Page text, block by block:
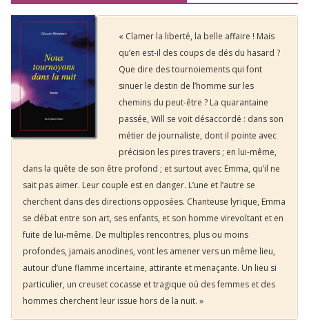
« Clamer la liberté, la belle affaire ! Mais
qu’en est-il des coups de dés du hasard ?
Que dire des tournoiements qui font
sinuer le destin de l’homme sur les
chemins du peut-être ? La quarantaine
passée, Will se voit désaccordé : dans son
métier de journaliste, dont il pointe avec
précision les pires travers ; en lui-même,
dans la quête de son être profond ; et surtout avec Emma, qu’il ne
sait pas aimer. Leur couple est en danger. L’une et l’autre se
cherchent dans des directions opposées. Chanteuse lyrique, Emma
se débat entre son art, ses enfants, et son homme virevoltant et en
fuite de lui-même. De multiples rencontres, plus ou moins
profondes, jamais anodines, vont les amener vers un même lieu,
autour d’une flamme incertaine, attirante et menaçante. Un lieu si
particulier, un creuset cocasse et tragique où des femmes et des
hommes cherchent leur issue hors de la nuit. »